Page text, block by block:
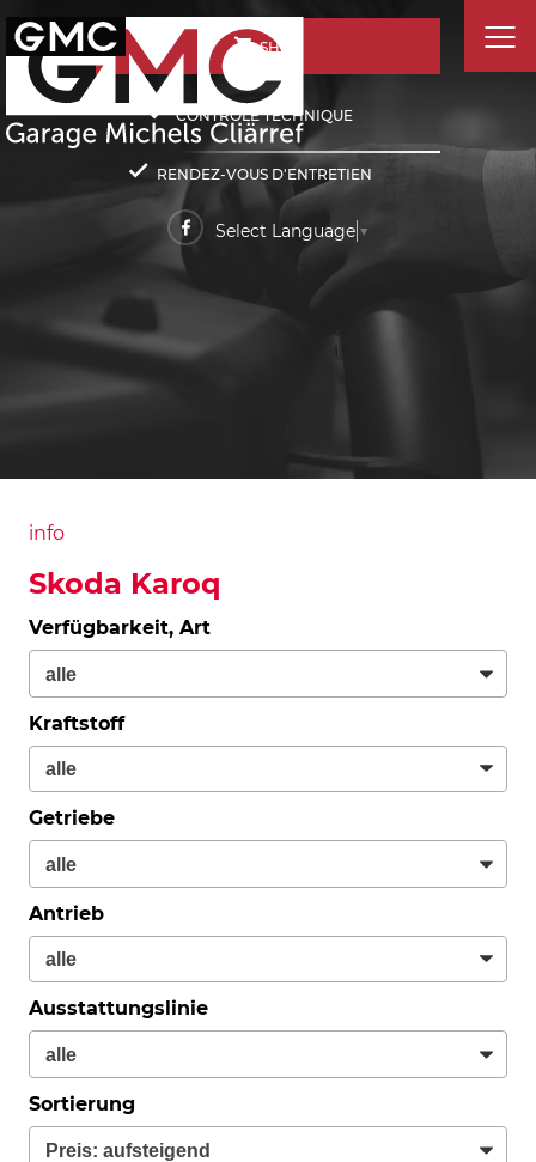
SHOP
CONTRÔLE TECHNIQUE
RENDEZ-VOUS D'ENTRETIEN
Select Language ▼
info
Skoda Karoq
Verfügbarkeit, Art
Kraftstoff
Getriebe
Antrieb
Ausstattungslinie
Sortierung